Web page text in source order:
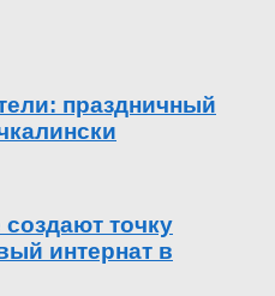
праздничный
создают точку
интернат в